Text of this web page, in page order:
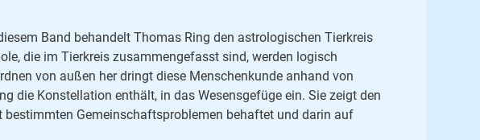
Band behandelt Thomas Ring den astrologischen Tierkreis
die im Tierkreis zusammengefasst sind, werden logisch
von außen her dringt diese Menschenkunde anhand von
die Konstellation enthält, in das Wesensgefüge ein. Sie zeigt den
Gemeinschaftsproblemen behaftet und darin auf